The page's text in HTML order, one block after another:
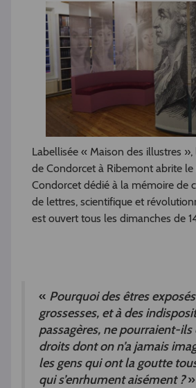
Labellisée « Maison des illustres
de Condorcet à Ribemont abrite le
Condorcet dédié à la mémoire de
de lettres, scientifique et
est ouvert tous les dimanches de
« Pourquoi des êtres
grossesses, et à des
passagères, ne pourraient-ils
droits dont on n’a jamais
les gens qui ont la goutte
qui s’enrhument aisément ?»